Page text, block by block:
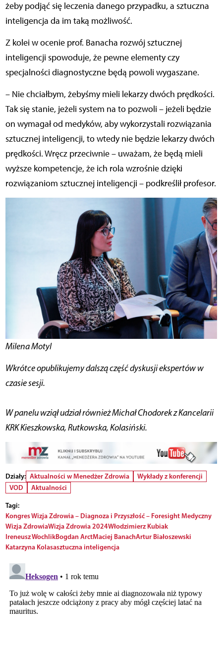
żeby podjąć się leczenia danego przypadku, a sztuczna
inteligencja da im taką możliwość.
Z kolei w ocenie prof. Banacha rozwój sztucznej
inteligencji spowoduje, że pewne elementy czy
specjalności diagnostyczne będą powoli wygaszane.
– Nie chciałbym, żebyśmy mieli lekarzy dwóch prędkości.
Tak się stanie, jeżeli system na to pozwoli – jeżeli będzie
on wymagał od medyków, aby wykorzystali rozwiązania
sztucznej inteligencji, to wtedy nie będzie lekarzy dwóch
prędkości. Wręcz przeciwnie – uważam, że będą mieli
wyższe kompetencje, że ich rola wzrośnie dzięki
rozwiązaniom sztucznej inteligencji – podkreślił profesor.
Milena Motyl
Wkrótce opublikujemy dalszą część dyskusji ekspertów w
czasie sesji.
W panelu wziął udział również Michał Chodorek z Kancelarii
KRK Kieszkowska, Rutkowska, Kolasiński.
Działy: Aktualności w Menedżer Zdrowia
Wykłady z konferencji
VOD
Aktualności
Tagi:
Kongres Wizja Zdrowia – Diagnoza i Przyszłość – Foresight Medyczny
Wizja ZdrowiaWizja Zdrowia 2024Włodzimierz Kubiak
Ireneusz WochlikBogdan ArctMaciej BanachArtur Białoszewski
Katarzyna Kolasasztuczna inteligencja